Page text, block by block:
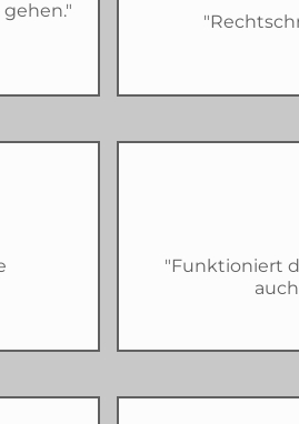
"Funktioniert